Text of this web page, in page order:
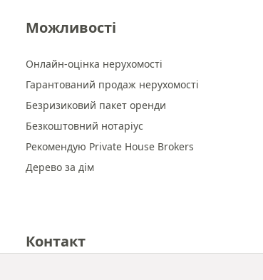
Можливості
Онлайн-оцінка нерухомості
Гарантований продаж нерухомості
Безризиковий пакет оренди
Безкоштовний нотаріус
Рекомендую Private House Brokers
Дерево за дім
Контакт